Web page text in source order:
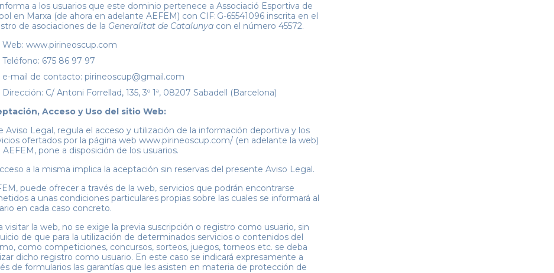
a los usuarios que este dominio pertenece a Associació Esportiva de
en Marxa (de ahora en adelante AEFEM) con CIF: G-65541096 inscrita en el
de asociaciones de la Generalitat de Catalunyacon el número 45572.
Web: www.pirineoscup.com
Teléfono: 675 86 97 97
e-mail de contacto: pirineoscup@gmail.com
Dirección: C/ Antoni Forrellad, 135, 3º 1ª, 08207 Sabadell (Barcelona)
Acceso y Uso del sitio Web:
Aviso Legal, regula el acceso y utilización de la información deportiva y los
ofertados por la página web www.pirineoscup.com/ (en adelante la web)
AEFEM, pone a disposición de los usuarios.
a la misma implica la aceptación sin reservas del presente Aviso Legal.
puede ofrecer a través de la web, servicios que podrán encontrarse
a unas condiciones particulares propias sobre las cuales se informará al
en cada caso concreto.
visitar la web, no se exige la previa suscripción o registro como usuario, sin
de que para la utilización de determinados servicios o contenidos del
como competiciones, concursos, sorteos, juegos, torneos etc. se deba
dicho registro como usuario. En este caso se indicará expresamente a
de formularios las garantías que les asisten en materia de protección de